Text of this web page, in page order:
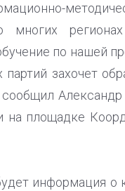
многих
по нашей
захочет
на площадке
информация